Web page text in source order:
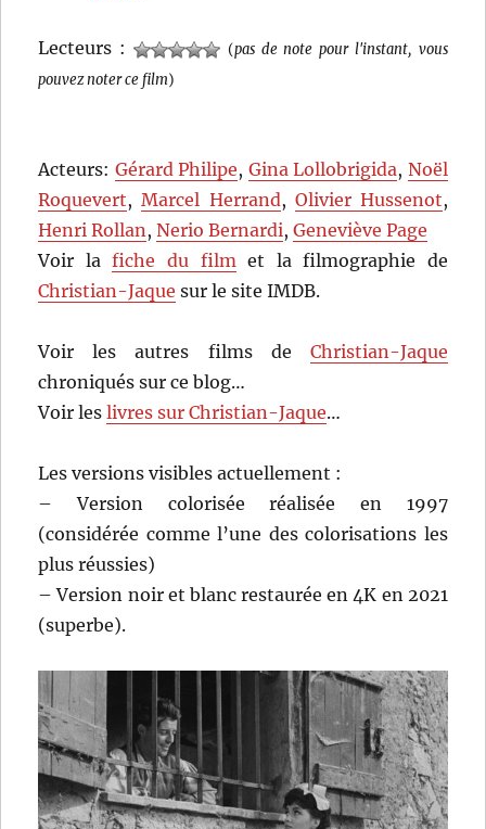
Lecteurs : (pas de note pour l'instant, vous
pouvez noter ce film)
Acteurs: Gérard Philipe, Gina Lollobrigida, Noël
Roquevert,Marcel Herrand, Olivier Hussenot,
Henri Rollan,Nerio Bernardi,Geneviève Page
Voir lafiche du filmet la filmographie de
Christian-Jaque sur le site IMDB.
Voir les autres films de Christian-Jaque
chroniqués sur ce blog…
Voir leslivres sur Christian-Jaque…
Les versions visibles actuellement :
– Version colorisée réalisée en 1997
(considérée comme l’une des colorisations les
plus réussies)
– Version noir et blanc restaurée en 4K en 2021
(superbe).